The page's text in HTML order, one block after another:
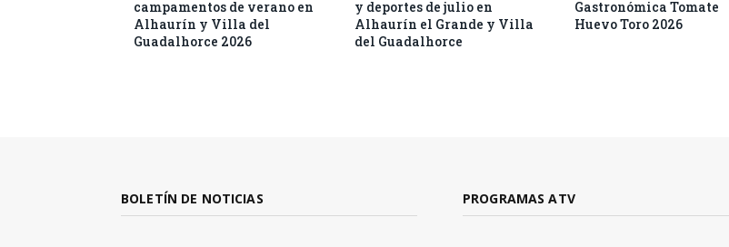
campamentos de verano en
Alhaurín y Villa del
Guadalhorce 2026
y deportes de julio en
Alhaurín el Grande y Villa
del Guadalhorce
Gastronómica Tomate
Huevo Toro 2026
BOLETÍN DE NOTICIAS PROGRAMAS ATV